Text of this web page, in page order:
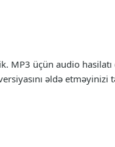
MP3 üçün audio
əldə etməyinizi